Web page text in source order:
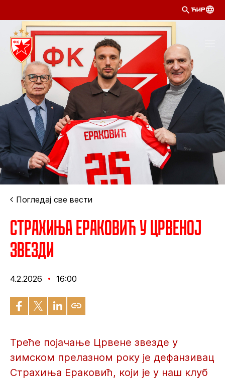
ЋИР
Погледај све вести
Страхиња Ераковић у Црвеној
звезди
4.2.2026 16:00
Треће појачање Црвене звезде у
зимском прелазном року је дефанзивац
Страхиња Ераковић, који је у наш клуб